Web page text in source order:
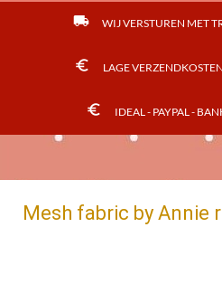
local_shipping WIJ VERSTUREN MET
euro_symbol LAGE
euro_symbol IDEAL - PAYPAL -
Mesh fabric by Annie